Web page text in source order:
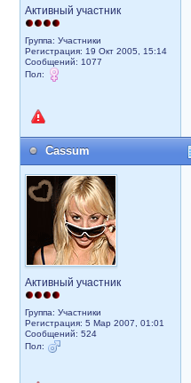
Активный участник
Группа: Участники
Регистрация: 19 Окт 2005, 15:14
Сообщений: 1077
Пол:
Cassum
Активный участник
Группа: Участники
Регистрация: 5 Мар 2007, 01:01
Сообщений: 524
Пол: